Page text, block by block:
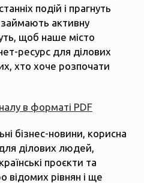
подій і прагнуть
займають активну
щоб наше місто
ресурс для ділових
хто хоче розпочати
в форматі PDF
бізнес-новини, корисна
ділових людей,
проєкти та
відомих рівнян і ще